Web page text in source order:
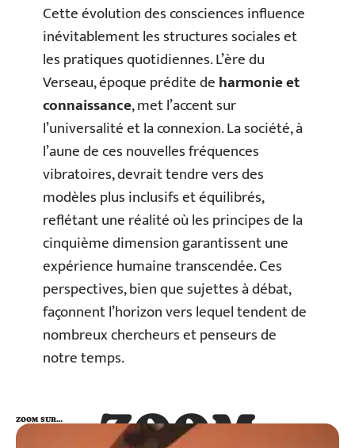
Cette évolution des consciences influence
inévitablement les structures sociales et
les pratiques quotidiennes. L’ère du
Verseau, époque prédite deharmonie et
connaissance, met l’accent sur
l’universalité et la connexion. La société, à
l’aune de ces nouvelles fréquences
vibratoires, devrait tendre vers des
modèles plus inclusifs et équilibrés,
reflétant une réalité où les principes de la
cinquième dimension garantissent une
expérience humaine transcendée. Ces
perspectives, bien que sujettes à débat,
façonnent l’horizon vers lequel tendent de
nombreux chercheurs et penseurs de
notre temps.
ZOOM
ZOOM SUR…